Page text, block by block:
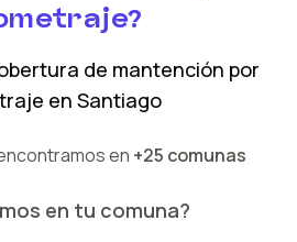
de mantención por
en Santiago
en +25 comunas
en tu comuna?